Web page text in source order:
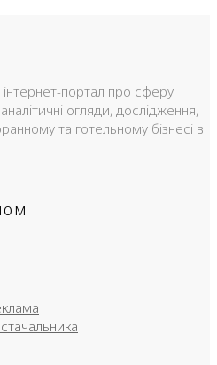
портал про сферу
огляди, дослідження,
та готельному бізнесі в